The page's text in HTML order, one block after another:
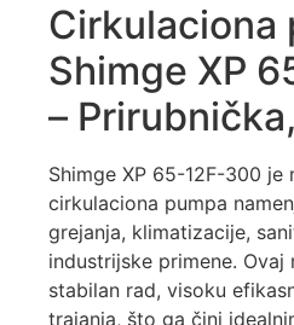
Cirkulaciona
Shimge XP
–
Shimge XP 65-12F-300 je
cirkulaciona pumpa
grejanja, klimatizacije,
industrijske primene.
stabilan rad, visoku
trajanja, što ga čini